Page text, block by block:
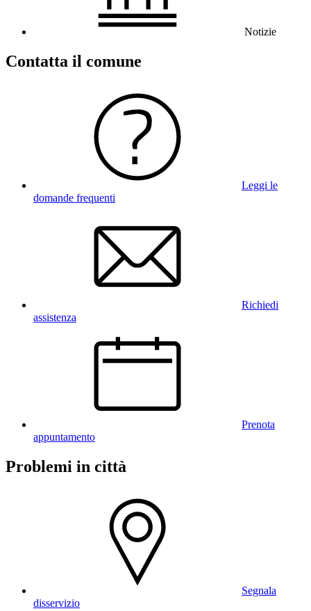
Notizie
Contatta il comune
Leggi le
domande frequenti
Richiedi
assistenza
Prenota
appuntamento
Problemi in città
Segnala
disservizio